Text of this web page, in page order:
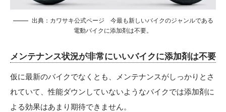
出典： カワサキ公式ページ 今最も新しいバイクのジャンルである
電動バイクに添加剤は不要。
メンテナンス状況が非常にいいバイクに添加剤は不要
仮に最新のバイクでなくとも、メンテナンスがしっかりとさ
れていて、性能ダウンしていないようなバイクでは添加剤に
よる効果はあまり期待できません。